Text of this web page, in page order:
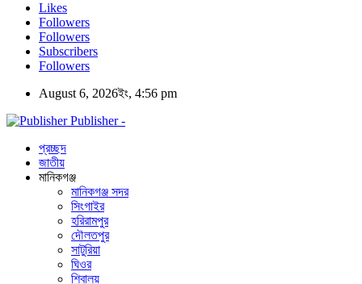
Likes
Followers
Followers
Subscribers
Followers
August 6, 2026ইং, 4:56 pm
Publisher -
প্রচ্ছদ
জাতীয়
মানিকগঞ্জ
মানিকগঞ্জ সদর
সিংগাইর
হরিরামপুর
দৌলতপুর
সাটুরিয়া
ঘিওর
শিবালয়